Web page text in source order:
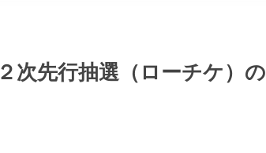
次先行抽選（ローチケ）の